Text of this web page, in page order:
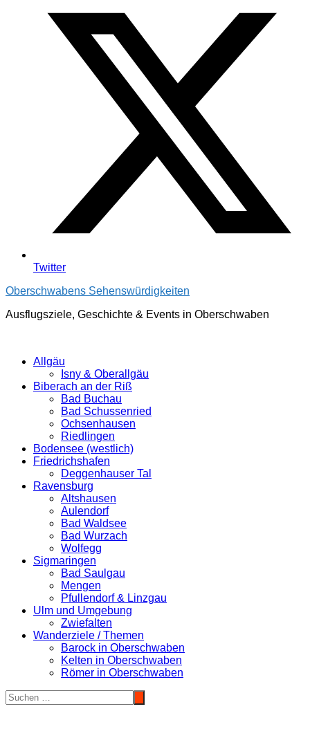
Twitter
Oberschwabens Sehenswürdigkeiten
Ausflugsziele, Geschichte & Events in Oberschwaben
Allgäu
Isny & Oberallgäu
Biberach an der Riß
Bad Buchau
Bad Schussenried
Ochsenhausen
Riedlingen
Bodensee (westlich)
Friedrichshafen
Deggenhauser Tal
Ravensburg
Altshausen
Aulendorf
Bad Waldsee
Bad Wurzach
Wolfegg
Sigmaringen
Bad Saulgau
Mengen
Pfullendorf & Linzgau
Ulm und Umgebung
Zwiefalten
Wanderziele / Themen
Barock in Oberschwaben
Kelten in Oberschwaben
Römer in Oberschwaben